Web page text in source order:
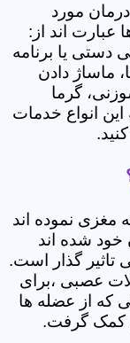
مورد
عبارت اند از:
دستی یا برنامه
ماساژ دادن
گرما
انواع خدمات
مغزی نموده اند
شده اند
تاثیر گذار است.
عصبی ،برای
که از عضله ها
کمک گرفت.